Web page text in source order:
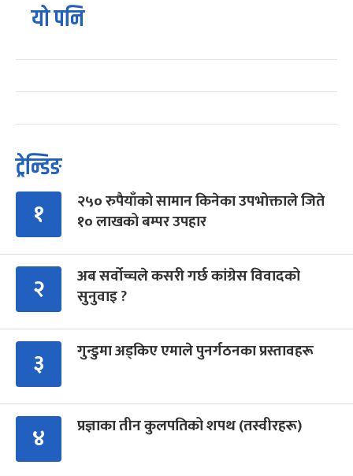
यो पनि
ट्रेन्डिङ
१
२५० रुपैयाँको सामान किनेका उपभोक्ताले जिते
१० लाखको बम्पर उपहार
२
अब सर्वोच्चले कसरी गर्छ कांग्रेस विवादको
सुनुवाइ ?
३ गुन्डुमा अड्किए एमाले पुनर्गठनका प्रस्तावहरू
४ प्रज्ञाका तीन कुलपतिको शपथ (तस्वीरहरू)